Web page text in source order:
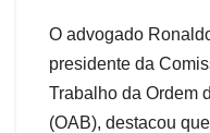
O advogado
presidente da
Trabalho da Ordem
(OAB), destacou